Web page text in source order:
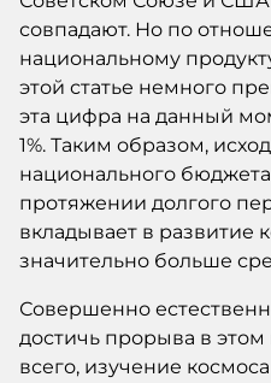
совпадают. Но по
национальному
этой статье немного
эта цифра на данный
1%. Таким образом,
национального
протяжении долгого
вкладывает в развитие
значительно больше
Совершенно
достичь прорыва в
всего, изучение